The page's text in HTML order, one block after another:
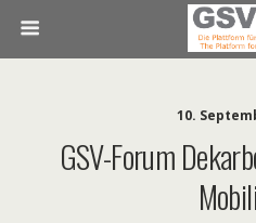
10.
GSV-Forum